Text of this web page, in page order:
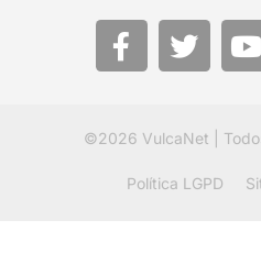
©2026 VulcaNet |
Política LGPD